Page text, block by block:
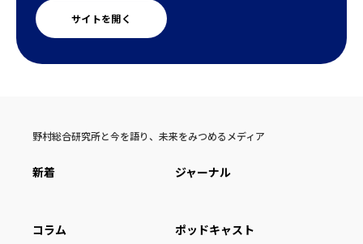
サイトを開く
野村総合研究所と今を語り、未来をみつめるメディア
新着 ジャーナル
コラム ポッドキャスト